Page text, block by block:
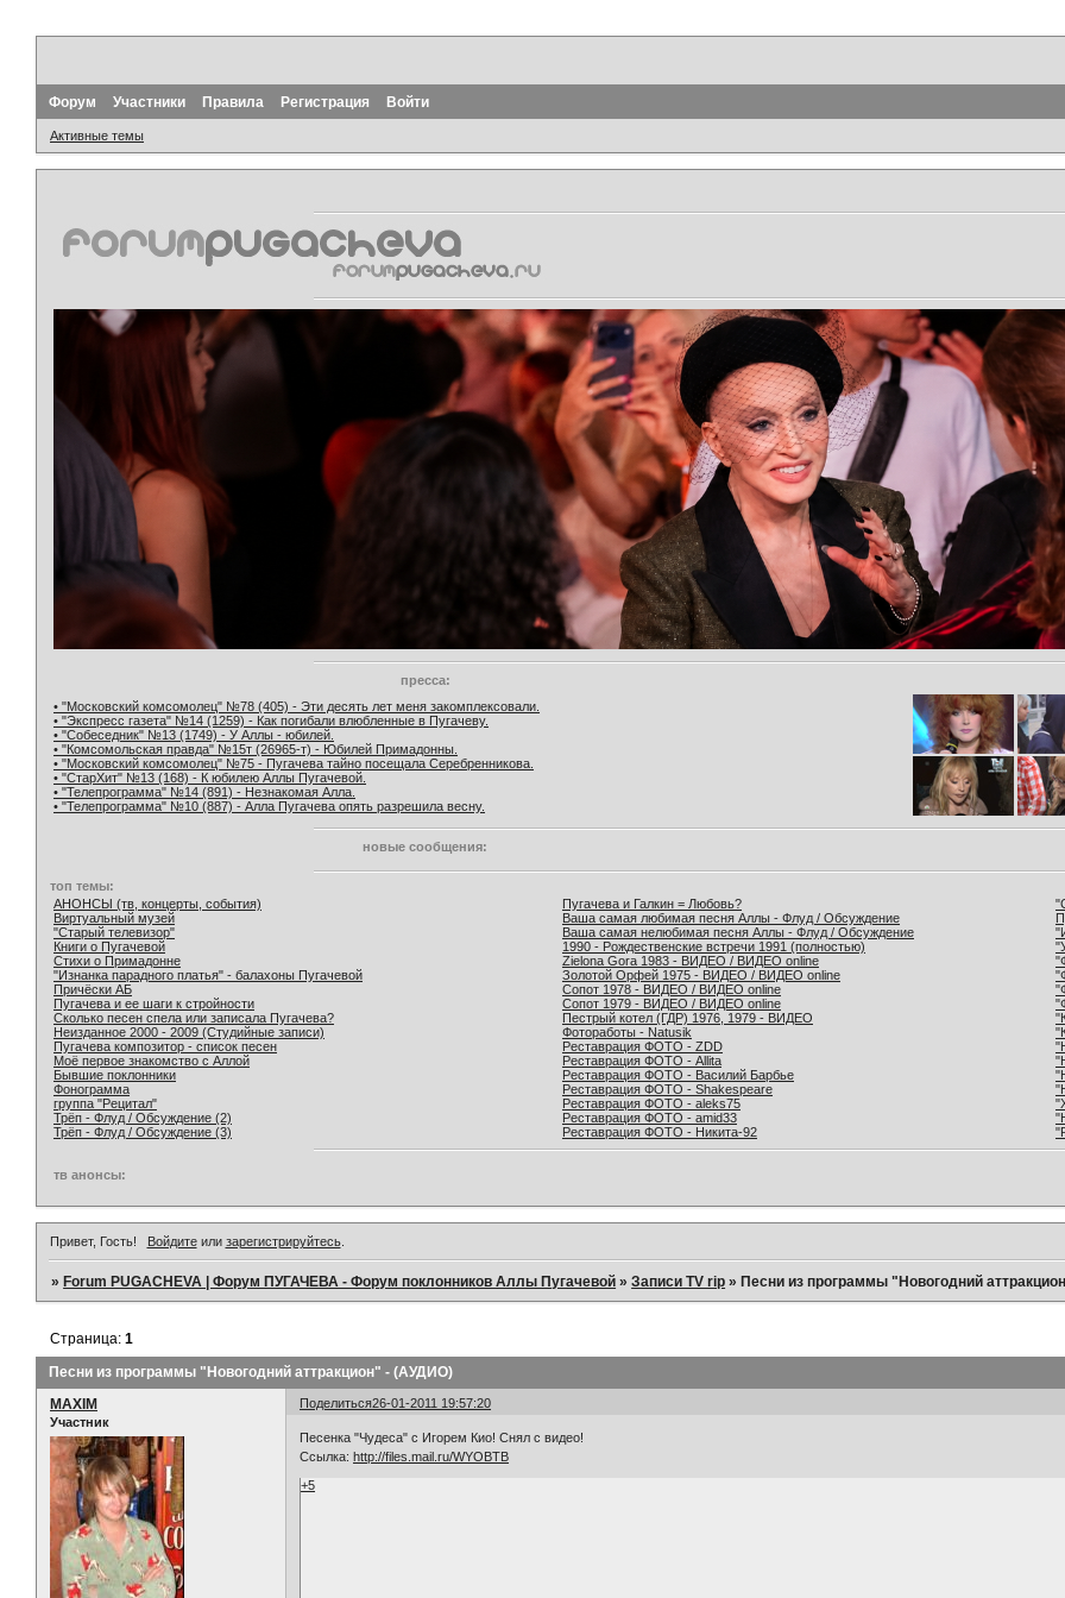
Форум Участники Правила Регистрация Войти
Активные темы
пресса:
• "Московский комсомолец" №78 (405) - Эти десять лет меня закомплексовали.
• "Экспресс газета" №14 (1259) - Как погибали влюбленные в Пугачеву.
• "Собеседник" №13 (1749) - У Аллы - юбилей.
• "Комсомольская правда" №15т (26965-т) - Юбилей Примадонны.
• "Московский комсомолец" №75 - Пугачева тайно посещала Серебренникова.
• "СтарХит" №13 (168) - К юбилею Аллы Пугачевой.
• "Телепрограмма" №14 (891) - Незнакомая Алла.
• "Телепрограмма" №10 (887) - Алла Пугачева опять разрешила весну.
новые сообщения:
топ темы:
АНОНСЫ (тв, концерты, события)
Виртуальный музей
"Старый телевизор"
Книги о Пугачевой
Стихи о Примадонне
"Изнанка парадного платья" - балахоны Пугачевой
Причёски АБ
Пугачева и ее шаги к стройности
Сколько песен спела или записала Пугачева?
Неизданное 2000 - 2009 (Студийные записи)
Пугачева композитор - список песен
Моё первое знакомство с Аллой
Бывшие поклонники
Фонограмма
группа "Рецитал"
Трёп - Флуд / Обсуждение (2)
Трёп - Флуд / Обсуждение (3)
Пугачева и Галкин = Любовь?
Ваша самая любимая песня Аллы - Флуд / Обсуждение
Ваша самая нелюбимая песня Аллы - Флуд / Обсуждение
1990 - Рождественские встречи 1991 (полностью)
Zielona Gora 1983 - ВИДЕО / ВИДЕО online
Золотой Орфей 1975 - ВИДЕО / ВИДЕО online
Сопот 1978 - ВИДЕО / ВИДЕО online
Сопот 1979 - ВИДЕО / ВИДЕО online
Пестрый котел (ГДР) 1976, 1979 - ВИДЕО
Фотоработы - Natusik
Реставрация ФОТО - ZDD
Реставрация ФОТО - Allita
Реставрация ФОТО - Василий Барбье
Реставрация ФОТО - Shakespeare
Реставрация ФОТО - aleks75
Реставрация ФОТО - amid33
Реставрация ФОТО - Никита-92
тв анонсы:
Привет, Гость! Войдитеили зарегистрируйтесь.
»Forum PUGACHEVA | Форум ПУГАЧЕВА - Форум поклонников Аллы Пугачевой »Записи TV rip »Песни из программы "Новогодний
Песни из программы "Новогодний аттракцион" - (АУДИО)
Страница:1
Поделиться26-01-2011 19:57:20
MAXIM
Участник
Песенка "Чудеса" с Игорем Кио! Снял с видео!
Ссылка: http://files.mail.ru/WYOBTB
+5